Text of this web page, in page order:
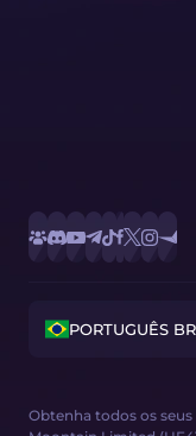
Obtenha todos os
PORTUGUÊS